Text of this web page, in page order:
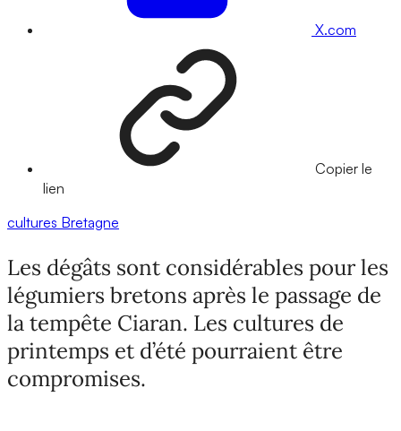
X.com
Copier le
lien
cultures Bretagne
Les dégâts sont considérables pour les
légumiers bretons après le passage de
la tempête Ciaran. Les cultures de
printemps et d’été pourraient être
compromises.